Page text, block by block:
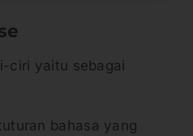
ciri yaitu sebagai
bahasa yang